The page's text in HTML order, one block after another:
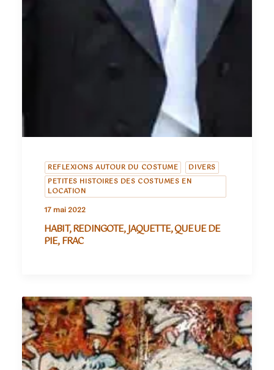
REFLEXIONS AUTOUR DU COSTUME
DIVERS
PETITES HISTOIRES DES COSTUMES EN
LOCATION
17 mai 2022
HABIT, REDINGOTE, JAQUETTE, QUEUE DE
PIE, FRAC